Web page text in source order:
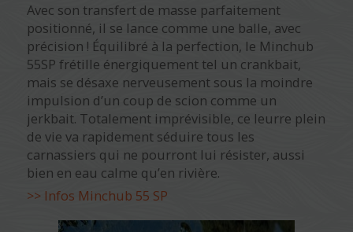
Avec son transfert de masse parfaitement
positionné, il se lance comme une balle, avec
précision ! Équilibré à la perfection, le Minchub
55SP frétille énergiquement tel un crankbait,
mais se désaxe nerveusement sous la moindre
impulsion d’un coup de scion comme un
jerkbait. Totalement imprévisible, ce leurre plein
de vie va rapidement séduire tous les
carnassiers qui ne pourront lui résister, aussi
bien en eau calme qu’en rivière.
>> Infos Minchub 55 SP